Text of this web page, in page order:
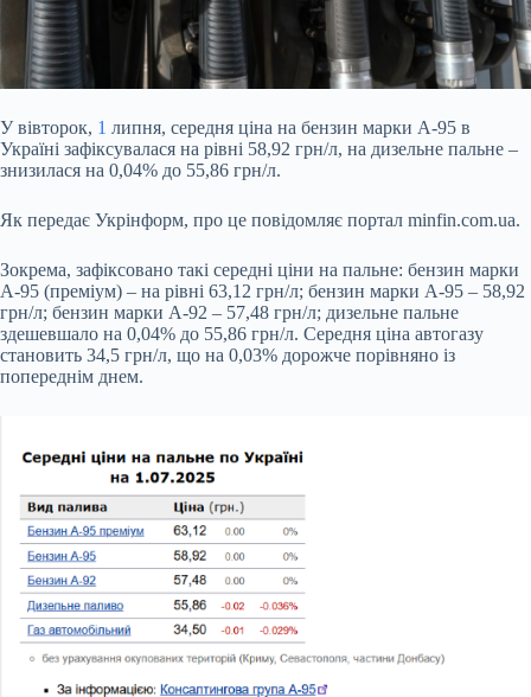
У вівторок, 1 липня, середня ціна на бензин марки А-95 в
Україні зафіксувалася на рівні 58,92 грн/л, на дизельне пальне –
знизилася на 0,04% до 55,86 грн/л.
Як передає Укрінформ, про це повідомляє портал minfin.com.ua.
Зокрема, зафіксовано такі середні ціни на пальне: бензин марки
А-95 (преміум) – на рівні 63,12 грн/л; бензин марки А-95 – 58,92
грн/л; бензин марки А-92 – 57,48 грн/л; дизельне пальне
здешевшало на 0,04% до 55,86 грн/л. Середня ціна автогазу
становить 34,5 грн/л, що на 0,03% дорожче порівняно із
попереднім днем.